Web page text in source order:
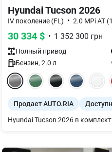
Hyundai Tucson 2026
IV поколение (FL) • 2.0 MPi AT
30 334 $ • 1 352 300 грн
Полный привод
Бензин, 2.0 л
Продает AUTO.RIA